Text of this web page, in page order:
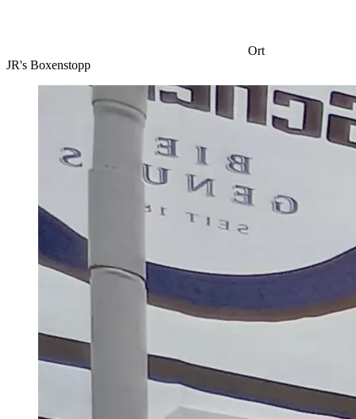
Ort
JR's Boxenstopp